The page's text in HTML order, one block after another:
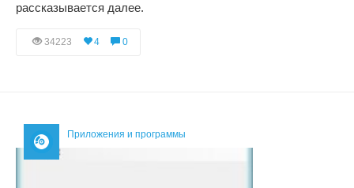
рассказывается далее.
34223 4 0
Приложения и программы